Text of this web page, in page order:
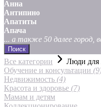
Анна
Антипино
Апатиты
Апача
... а также 50 далее город,
Поиск
Все категории
Люди
Обучение и консультации
Недвижимость (4)
Красота и здоровье (7)
Мамам и детям